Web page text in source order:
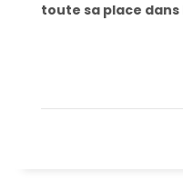
toute sa place